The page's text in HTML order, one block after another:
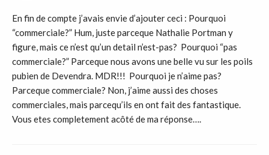
En fin de compte j’avais envie d’ajouter ceci : Pourquoi
“commerciale?” Hum, juste parceque Nathalie Portman y
figure, mais ce n’est qu’un detail n’est-pas? Pourquoi “pas
commerciale?” Parceque nous avons une belle vu sur les poils
pubien de Devendra. MDR!!! Pourquoi je n’aime pas?
Parceque commerciale? Non, j’aime aussi des choses
commerciales, mais parcequ’ils en ont fait des fantastique.
Vous etes completement acôté de ma réponse….